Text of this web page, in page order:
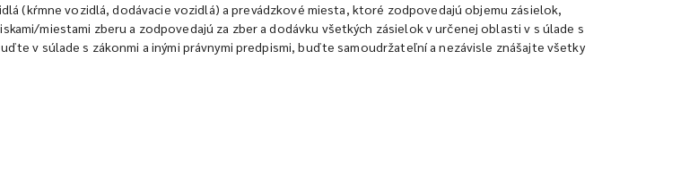
(kŕmne vozidlá, dodávacie vozidlá) a prevádzkové miesta, ktoré zodpovedajú objemu zásielok,
miestami zberu a zodpovedajú za zber a dodávku všetkých zásielok v určenej oblasti v s úlade s
v súlade s zákonmi a inými právnymi predpismi, buďte samoudržateľní a nezávisle znášajte všetky